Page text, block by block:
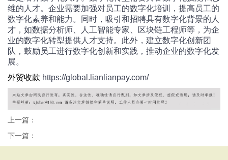
维的人才。企业需要加强对员工的数字化培训，提高员工的
数字化素养和能力。同时，吸引和招聘具有数字化背景的人
才，如数据分析师、人工智能专家、区块链工程师等，为企
业的数字化转型提供人才支持。此外，建立数字化创新团
队，鼓励员工进行数字化创新和实践，推动企业的数字化发
展。
外贸收款 https://global.lianlianpay.com/
上一篇：
下一篇：